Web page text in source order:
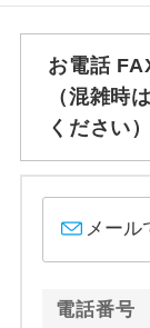
お電話
（混雑時
ください）
メール
電話番号